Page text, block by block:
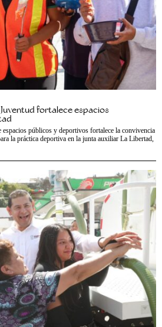
fortalece espacios
espacios públicos y deportivos fortalece la convivencia
la práctica deportiva en la junta auxiliar La Libertad,